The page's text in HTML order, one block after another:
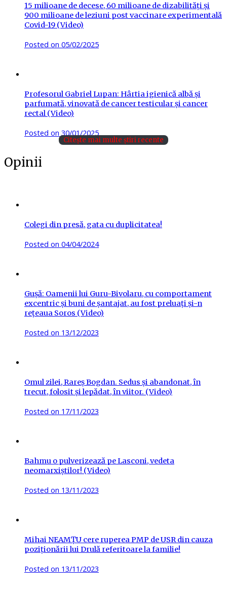
15 milioane de decese, 60 milioane de dizabilități și
900 milioane de leziuni post vaccinare experimentală
Covid-19 (Video)
Posted on 05/02/2025
Profesorul Gabriel Lupan: Hârtia igienică albă și
parfumată, vinovată de cancer testicular și cancer
rectal (Video)
Posted on30/01/2025
Citește mai multe știri recente
Opinii
Colegi din presă, gata cu duplicitatea!
Posted on 04/04/2024
Gușă: Oamenii lui Guru-Bivolaru, cu comportament
excentric și buni de șantajat, au fost preluați și-n
rețeaua Soros (Video)
Posted on 13/12/2023
Omul zilei, Rareș Bogdan. Sedus și abandonat, în
trecut, folosit și lepădat, în viitor. (Video)
Posted on 17/11/2023
Bahmu o pulverizează pe Lasconi, vedeta
neomarxiștilor! (Video)
Posted on 13/11/2023
Mihai NEAMȚU cere ruperea PMP de USR din cauza
poziționării lui Drulă referitoare la familie!
Posted on 13/11/2023